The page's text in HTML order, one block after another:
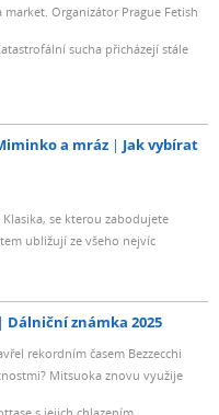
Organizátor Prague Fetish
sucha přicházejí stále
a mráz
Jak vybírat
se kterou zabodujete
ubližují ze všeho nejvíc
Dálniční známka 2025
rekordním časem Bezzecchi
Mitsuoka znovu využije